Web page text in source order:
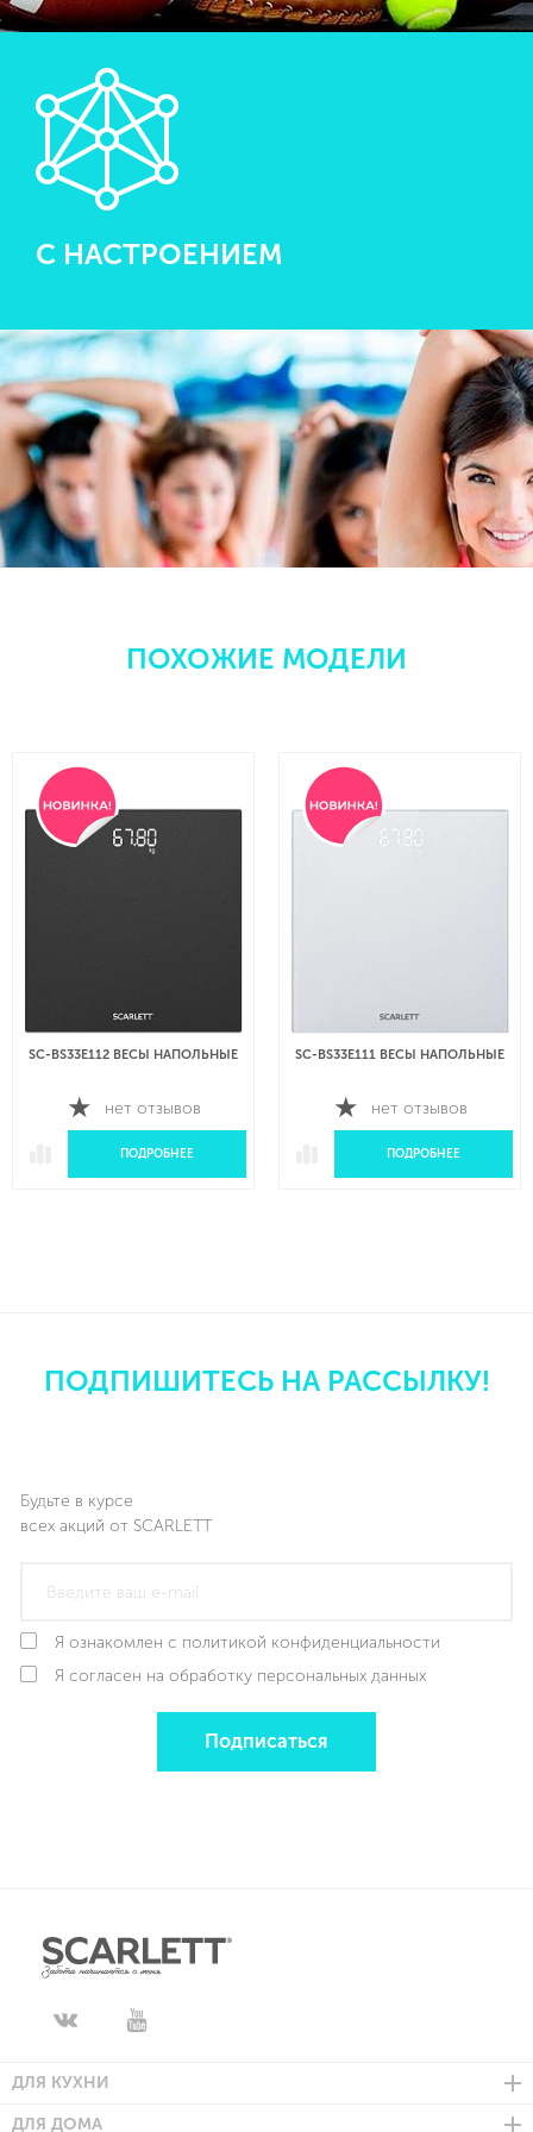
С НАСТРОЕНИЕМ
ПОХОЖИЕ МОДЕЛИ
SC-BS33E111 ВЕСЫ НАПОЛЬНЫЕ
нет отзывов
SC-BS33ED103 ВЕСЫ
нет
ПОДПИШИТЕСЬ НА РАССЫЛКУ!
Будьте в курсе
всех акций от SCARLETT
Я ознакомлен с политикой конфиденциальности
Я согласен на обработку персональных данных
Подписаться
ДЛЯ КУХНИ
ДЛЯ ДОМА